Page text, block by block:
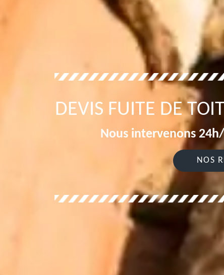
DEVIS FUITE DE
Nous intervenons
NOS